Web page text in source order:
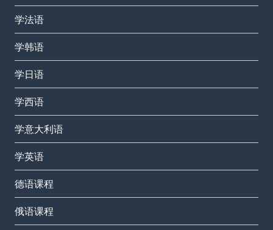
学法语
学韩语
学日语
学西语
学意大利语
学英语
德语课程
俄语课程